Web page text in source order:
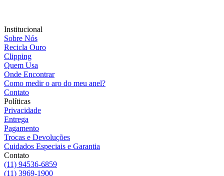
Institucional
Sobre Nós
Recicla Ouro
Clipping
Quem Usa
Onde Encontrar
Como medir o aro do meu anel?
Contato
Políticas
Privacidade
Entrega
Pagamento
Trocas e Devoluções
Cuidados Especiais e Garantia
Contato
(11) 94536-6859
(11) 3969-1900